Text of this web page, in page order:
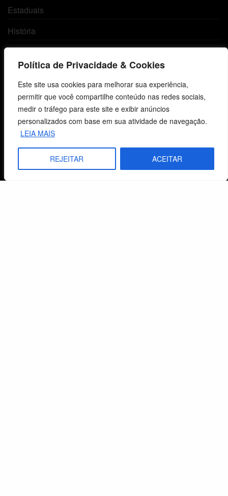
Política de Privacidade & Cookies
Este site usa cookies para melhorar sua experiência,
permitir que você compartilhe conteúdo nas redes sociais,
medir o tráfego para este site e exibir anúncios
personalizados com base em sua atividade de navegação.
LEIA MAIS
REJEITAR ACEITAR
Estaduais
História
Política de Privacidade
Atendimento ao Cliente
Livraria
Minha conta